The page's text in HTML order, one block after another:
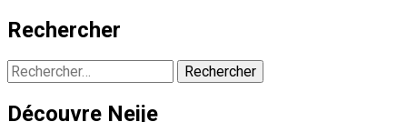
Rechercher
Rechercher :
Découvre Neije